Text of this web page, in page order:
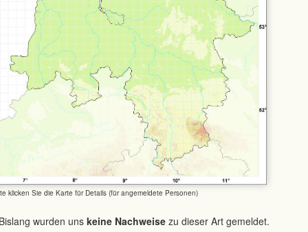
klicken Sie die Karte für Details (für angemeldete Personen)
wurden uns keine Nachweise zu dieser Art gemeldet.